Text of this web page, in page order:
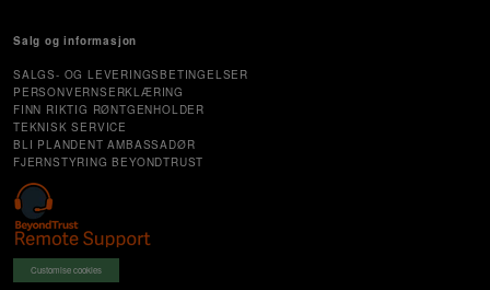
Salg og informasjon
SALGS- OG LEVERINGSBETINGELSER
PERSONVERNSERKLÆRING
FINN RIKTIG RØNTGENHOLDER
TEKNISK SERVICE
BLI PLANDENT AMBASSADØR
FJERNSTYRING BEYONDTRUST
Customise cookies